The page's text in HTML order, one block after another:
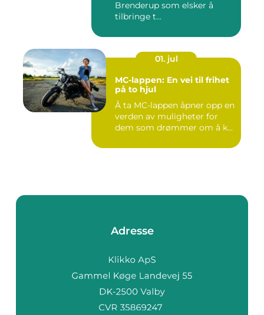
Brenderup som elsker å
tilbringe t...
01. jul
MC-lappen: En vei til frihet
på to hjul
Å ta MC-lappen åpner opp en
verden av muligheter for
dem som drømmer om å k...
Adresse